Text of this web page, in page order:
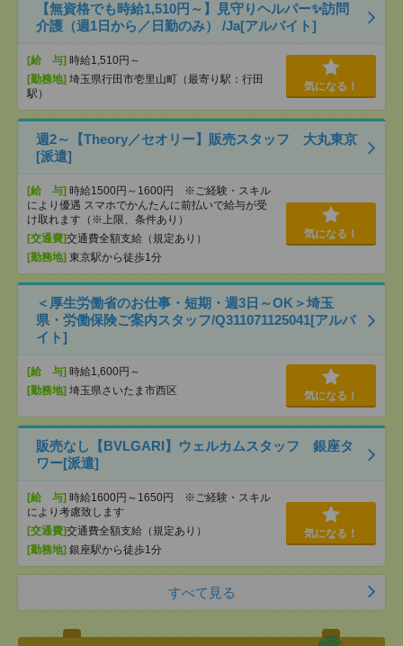
【無資格でも時給1,510円～】見守りヘルパー✨訪問
介護（週1日から／日勤のみ） /Ja[アルバイト]
[給 与] 時給1,510円～
[勤務地] 埼玉県行田市壱里山町（最寄り駅：行田
駅）
気になる！
週2～【Theory／セオリー】販売スタッフ 大丸東京
[派遣]
[給 与] 時給1500円～1600円 ※ご経験・スキル
により優遇 スマホでかんたんに前払いで給与が受
け取れます（※上限、条件あり）
[交通費]交通費全額支給（規定あり）
[勤務地] 東京駅から徒歩1分
気になる！
＜厚生労働省のお仕事・短期・週3日～OK＞埼玉
県・労働保険ご案内スタッフ/Q311071125041[アルバ
イト]
[給 与] 時給1,600円～
[勤務地] 埼玉県さいたま市西区 気になる！
販売なし【BVLGARI】ウェルカムスタッフ 銀座タ
ワー[派遣]
[給 与] 時給1600円～1650円 ※ご経験・スキル
により考慮致します
[交通費]交通費全額支給（規定あり）
[勤務地] 銀座駅から徒歩1分
気になる！
すべて見る